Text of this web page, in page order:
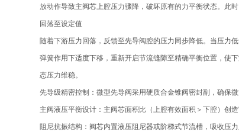
放动作导致主阀芯上腔压力骤降，破坏原有的力平衡状态。此
回落至设定值
随着下游压力回落，反馈至先导阀腔的压力同步降低。当压力
弹簧作用下适度下移，重新开启节流缝隙至精确平衡位置，使
态压力维稳。
先导级精密控制：微型先导阀采用硬质合金锥阀密封副，确保
主阀液压平衡设计：主阀芯面积比（上腔有效面积＞下腔）创
阻尼抗振结构：阀芯内置液压阻尼器或阶梯式节流槽，吸收压